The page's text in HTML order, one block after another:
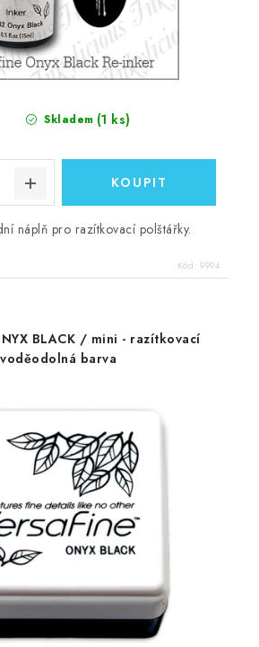
Skladem (1 ks)
náplň pro razítkovací polštářky.
Kód: 9994
BLACK / mini - razítkovací
voděodolná barva